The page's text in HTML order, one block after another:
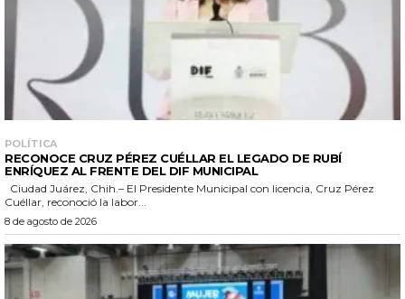
POLÍTICA
RECONOCE CRUZ PÉREZ CUÉLLAR EL LEGADO DE RUBÍ
ENRÍQUEZ AL FRENTE DEL DIF MUNICIPAL
Cuéllar, reconoció la labor...
8 de agosto de 2026